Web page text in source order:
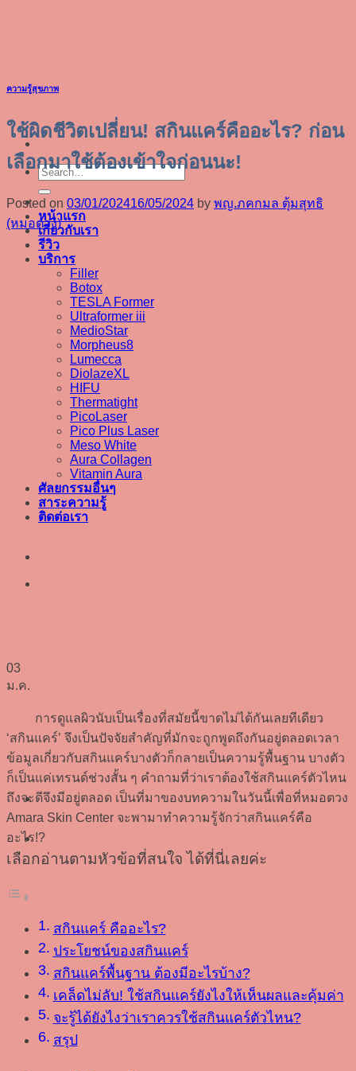
หน้าแรก
เกี่ยวกับเรา
รีวิว
บริการ
Filler
Botox
TESLA Former
Ultraformer iii
MedioStar
Morpheus8
Lumecca
DiolazeXL
HIFU
Thermatight
PicoLaser
Pico Plus Laser
Meso White
Aura Collagen
Vitamin Aura
ศัลยกรรมอื่นๆ
สาระความรู้
ติดต่อเรา
ความรู้สุขภาพ
ใช้ผิดชีวิตเปลี่ยน! สกินแคร์คืออะไร? ก่อน
เลือกมาใช้ต้องเข้าใจก่อนนะ!
Posted on 03/01/202416/05/2024 by พญ.ภคกมล ตุ้มสุทธิ
(หมอตวง)
03
ม.ค.
การดูแลผิวนับเป็นเรื่องที่สมัยนี้ขาดไม่ได้กันเลยทีเดียว
‘สกินแคร์’ จึงเป็นปัจจัยสำคัญที่มักจะถูกพูดถึงกันอยู่ตลอดเวลา
ข้อมูลเกี่ยวกับสกินแคร์บางตัวก็กลายเป็นความรู้พื้นฐาน บางตัว
ก็เป็นแค่เทรนด์ช่วงสั้น ๆ คำถามที่ว่าเราต้องใช้สกินแคร์ตัวไหน
ถึงจะดีจึงมีอยู่ตลอด เป็นที่มาของบทความในวันนี้เพื่อที่หมอตวง
Amara Skin Center จะพามาทำความรู้จักว่าสกินแคร์คือ
อะไร!?
เลือกอ่านตามหัวข้อที่สนใจ ได้ที่นี่เลยค่ะ
สกินแคร์ คืออะไร?
ประโยชน์ของสกินแคร์
สกินแคร์พื้นฐาน ต้องมีอะไรบ้าง?
เคล็ดไม่ลับ! ใช้สกินแคร์ยังไงให้เห็นผลและคุ้มค่า
จะรู้ได้ยังไงว่าเราควรใช้สกินแคร์ตัวไหน?
สรุป